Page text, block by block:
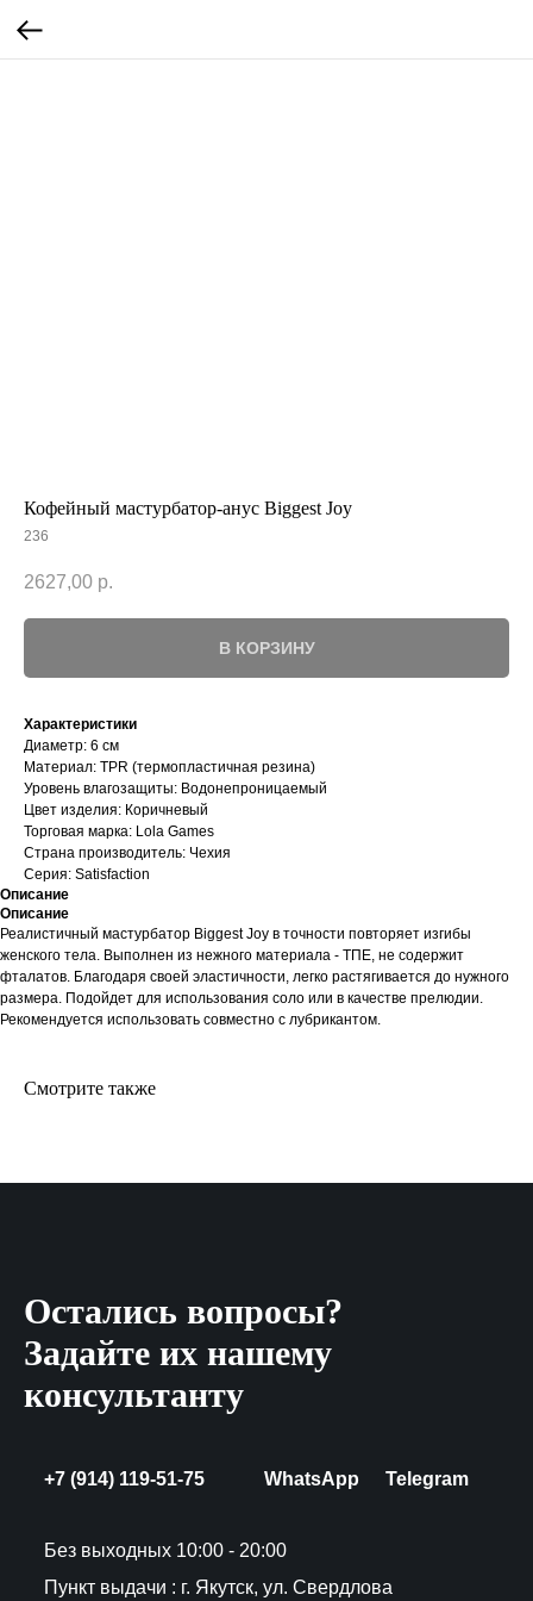
Кофейный мастурбатор-анус Biggest Joy
236
2627,00 р.
В КОРЗИНУ
Характеристики
Диаметр: 6 см
Материал: TPR (термопластичная резина)
Уровень влагозащиты: Водонепроницаемый
Цвет изделия: Коричневый
Торговая марка: Lola Games
Страна производитель: Чехия
Серия: Satisfaction
Описание
Описание
Реалистичный мастурбатор Biggest Joy в точности повторяет изгибы
женского тела. Выполнен из нежного материала - ТПЕ, не содержит
фталатов. Благодаря своей эластичности, легко растягивается до нужного
размера. Подойдет для использования соло или в качестве прелюдии.
Рекомендуется использовать совместно с лубрикантом.
Смотрите также
Остались вопросы?
Задайте их нашему
консультанту
+7 (914) 119-51-75 WhatsApp Telegram
Без выходных 10:00 - 20:00
Пункт выдачи : г. Якутск, ул. Свердлова